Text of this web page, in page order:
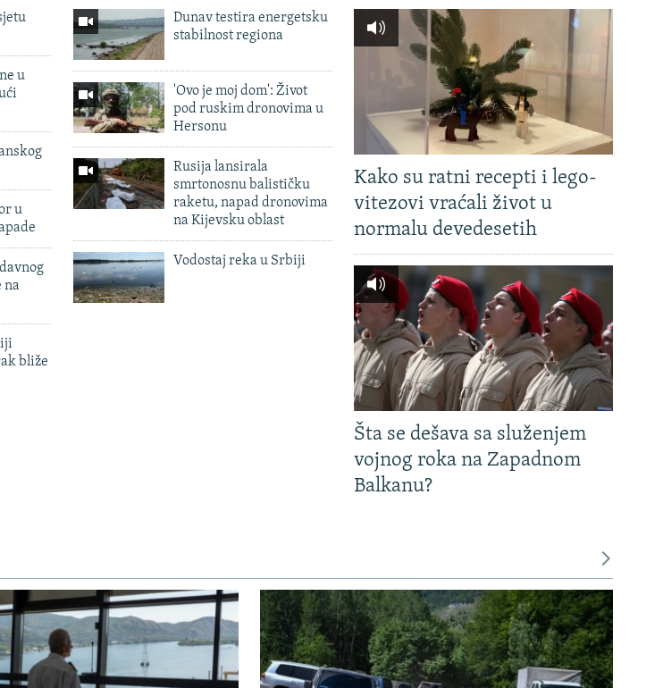
u
u
na
bliže
Dunav testira energetsku
stabilnost regiona
'Ovo je moj dom': Život
pod ruskim dronovima u
Hersonu
Rusija lansirala
smrtonosnu balističku
raketu, napad dronovima
na Kijevsku oblast
Vodostaj reka u Srbiji
Kako su ratni recepti i lego-
vitezovi vraćali život u
normalu devedesetih
Šta se dešava sa služenjem
vojnog roka na Zapadnom
Balkanu?